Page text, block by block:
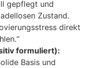
gepflegt und
Zustand.
direkt
formuliert):
Basis und